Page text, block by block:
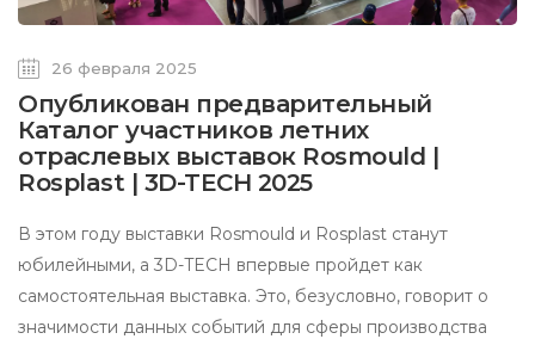
26 февраля 2025
Опубликован предварительный
Каталог участников летних
отраслевых выставок Rosmould |
Rosplast | 3D-TECH 2025
В этом году выставки Rosmould и Rosplast станут
юбилейными, а 3D-TECH впервые пройдет как
самостоятельная выставка. Это, безусловно, говорит о
значимости данных событий для сферы производства